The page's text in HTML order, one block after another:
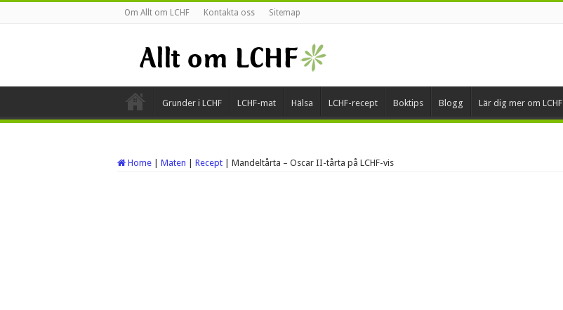
Om Allt om LCHF Kontakta oss Sitemap
Grunder i LCHF LCHF-mat Hälsa LCHF-recept Boktips Blogg Lär dig mer om LCHF
Home Maten Recept Mandeltårta – Oscar II-tårta på LCHF-vis